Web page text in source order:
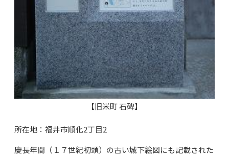
【旧米町 石碑】
所在地：福井市順化2丁目2
慶長年間（１７世紀初頭）の古い城下絵図にも記載された